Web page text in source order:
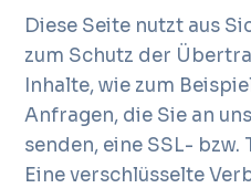
Diese Seite nutzt aus
zum Schutz der
Inhalte, wie zum
Anfragen, die Sie an
senden, eine SSL- bzw.
Eine verschlüsselte